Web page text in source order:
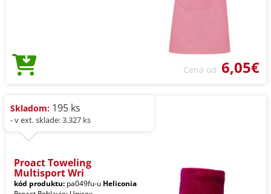
Cena od 6,05€
Skladom: 195 ks
- v ext. sklade: 3.327 ks
Proact Toweling
Multisport Wri
kód produktu: pa049fu-u Heliconia